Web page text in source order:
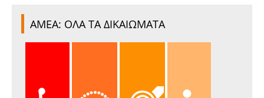
ΑΜΕΑ: ΟΛΑ ΤΑ ΔΙΚΑΙΩΜΑΤΑ